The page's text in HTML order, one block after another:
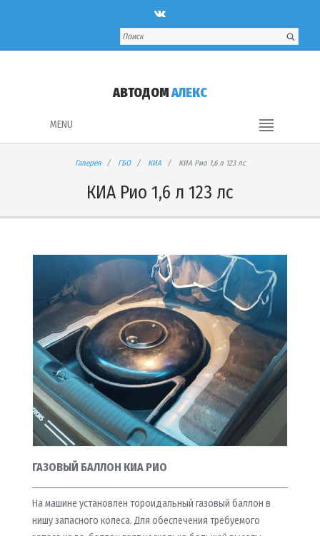
АВТОДОМАЛЕКС
MENU
Галерея ГБО КИА КИА Рио 1,6 л 123 лс
КИА Рио 1,6 л 123 лс
ГАЗОВЫЙ БАЛЛОН КИА РИО
На машине установлен тороидальный газовый баллон в
нишу запасного колеса. Для обеспечения требуемого